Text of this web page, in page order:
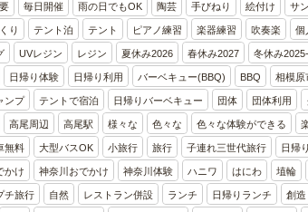
毎日開催 雨の日でもOK 陶芸 手びねり 絵付け サ
り テント泊 テント ピアノ練習 楽器練習 吹奏楽 個
UVレジン レジン 夏休み2026 春休み2027 冬休み
日帰り体験 日帰り利用 バーベキュー(BBQ) BBQ 相模原
ンプ テントで宿泊 日帰りバーベキュー 団体 団体利用
高尾周辺 高尾駅 様々な 色々な 色々な体験ができる
無料 大型バスOK 小旅行 旅行 子連れ三世代旅行 日帰
かけ 神奈川おでかけ 神奈川体験 ハニワ はにわ 埴輪
チ旅行 自然 レストラン併設 ランチ 日帰りランチ 創造